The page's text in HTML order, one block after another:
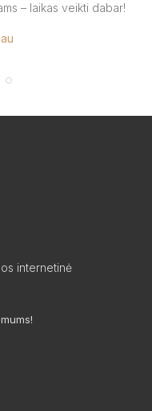
– laikas veikti dabar!
internetinė